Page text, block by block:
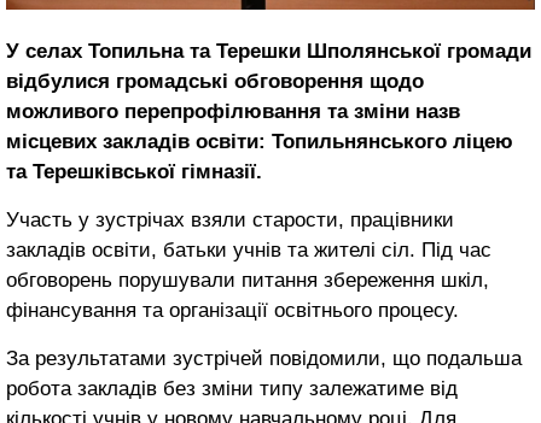
У селах Топильна та Терешки Шполянської громади
відбулися громадські обговорення щодо
можливого перепрофілювання та зміни назв
місцевих закладів освіти: Топильнянського ліцею
та Терешківської гімназії.
Участь у зустрічах взяли старости, працівники
закладів освіти, батьки учнів та жителі сіл. Під час
обговорень порушували питання збереження шкіл,
фінансування та організації освітнього процесу.
За результатами зустрічей повідомили, що подальша
робота закладів без зміни типу залежатиме від